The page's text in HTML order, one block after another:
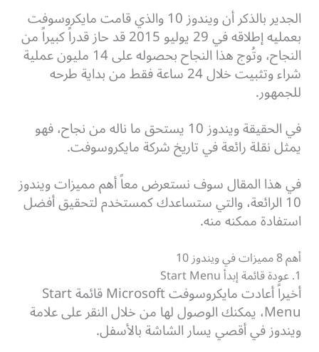
الجدير بالذكر أن ويندوز 10 والذي قامت مايكروسوفت
بعمليه إطلاقه في 29 يوليو 2015 قد حاز قدراً كبيراً من
النجاح، وتُوج هذا النجاح بحصوله على 14 مليون عملية
شراء وتثبيت خلال 24 ساعة فقط من بداية طرحه
للجمهور.
في الحقيقة ويندوز 10 يستحق ما ناله من نجاح، فهو
يمثل نقلة رائعة في تاريخ شركة مايكروسوفت.
في هذا المقال سوف نستعرض معاً أهم مميزات ويندوز
10 الرائعة، والتي ستساعدك كمستخدم لتحقيق أفضل
استفادة ممكنه منه.
أهم 8 مميزات في ويندوز 10
1. عودة قائمة إبدأ Start Menu
أخيراً أعادت مايكروسوفت Microsoft قائمة Start
Menu، يمكنك الوصول لها من خلال النقر على علامة
ويندوز في أقصي يسار الشاشة بالأسفل.